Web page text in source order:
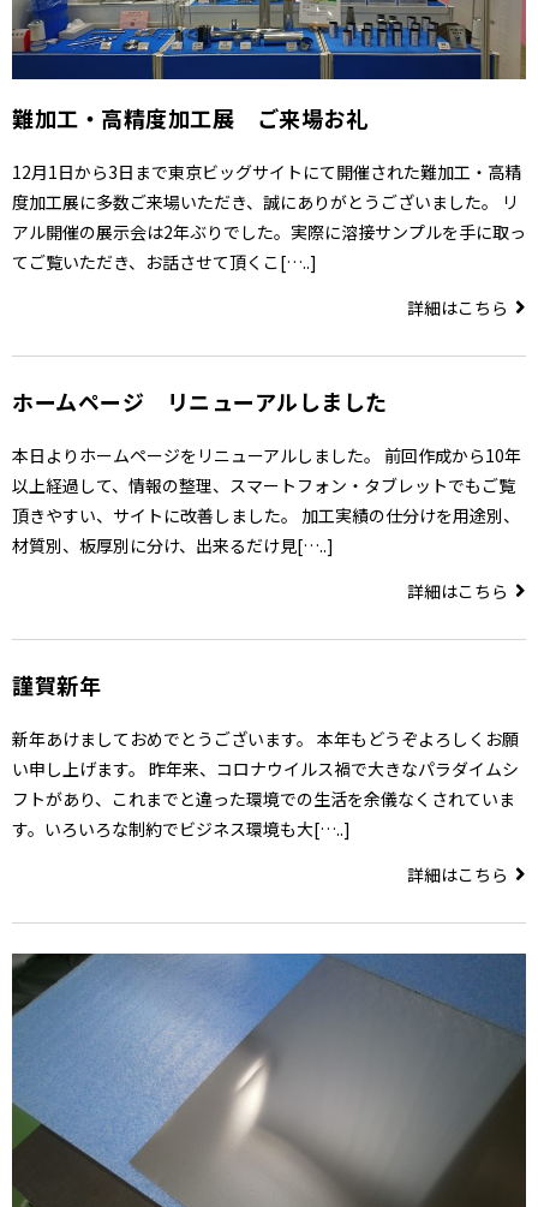
難加工・高精度加工展 ご来場お礼
12月1日から3日まで東京ビッグサイトにて開催された難加工・高精
度加工展に多数ご来場いただき、誠にありがとうございました。 リ
アル開催の展示会は2年ぶりでした。実際に溶接サンプルを手に取っ
てご覧いただき、お話させて頂くこ[…..]
詳細はこちら
ホームページ リニューアルしました
本日よりホームページをリニューアルしました。 前回作成から10年
以上経過して、情報の整理、スマートフォン・タブレットでもご覧
頂きやすい、サイトに改善しました。 加工実績の仕分けを用途別、
材質別、板厚別に分け、出来るだけ見[…..]
詳細はこちら
謹賀新年
新年あけましておめでとうございます。 本年もどうぞよろしくお願
い申し上げます。 昨年来、コロナウイルス禍で大きなパラダイムシ
フトがあり、これまでと違った環境での生活を余儀なくされていま
す。いろいろな制約でビジネス環境も大[…..]
詳細はこちら